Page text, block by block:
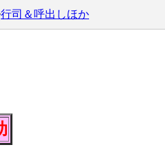
行司＆呼出しほか